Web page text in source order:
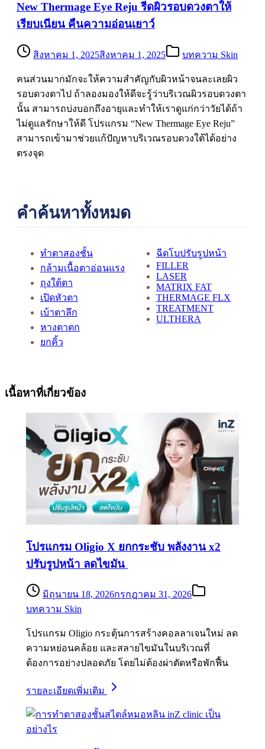
New Thermage Eye Reju รีดผิวรอบดวงตาให้
เรียบเนียน คืนความอ่อนเยาว์
สิงหาคม 1, 2025สิงหาคม 1, 2025 บทความ Skin
คนส่วนมากมักจะให้ความสำคัญกับผิวหน้าจนละเลยผิว
รอบดวงตาไป ถ้าลองมองให้ดีจะรู้ว่าบริเวณผิวรอบดวงตา
นั้น สามารถบ่งบอกถึงอายุและทำให้เราดูแก่กว่าวัยได้ถ้า
ไม่ดูแลรักษาให้ดี โปรแกรม “New Thermage Eye Reju”
สามารถเข้ามาช่วยแก้ปัญหาบริเวณรอบดวงใต้ได้อย่าง
ตรงจุด
คำค้นหาทั้งหมด
ทำตาสองชั้น
กล้ามเนื้อตาอ่อนแรง
ถุงใต้ตา
เปิดหัวตา
เบ้าตาลึก
หางตาตก
ยกคิ้ว
ฉีดโบปรับรูปหน้า
FILLER
LASER
MATRIX FAT
THERMAGE FLX
TREATMENT
ULTHERA
เนื้อหาที่เกี่ยวข้อง
โปรแกรม Oligio X ยกกระชับ พลังงาน x2
ปรับรูปหน้า ลดไขมัน
มิถุนายน 18, 2026กรกฎาคม 31, 2026
บทความ Skin
โปรแกรม Oligio กระตุ้นการสร้างคอลลาเจนใหม่ ลด
ความหย่อนคล้อย และสลายไขมันในบริเวณที่
ต้องการอย่างปลอดภัย โดยไม่ต้องผ่าตัดหรือพักฟื้น
รายละเอียดเพิ่มเติม